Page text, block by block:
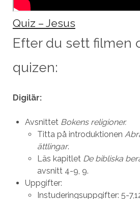
Quiz – Jesus
Efter du sett filmen
quizen:
Digilär:
Avsnittet Bokens religioner.
Titta på introduktionen
ättlingar.
Läs kapitlet De bibliska
avsnitt 4-9, 9.
Uppgifter:
Instuderingsuppgifter: 5-